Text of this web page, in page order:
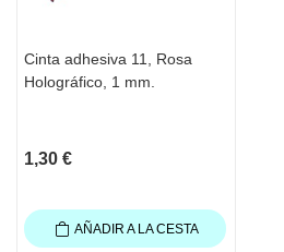
Cinta adhesiva 11, Rosa
Holográfico, 1 mm.
1,30 €
AÑADIR A LA CESTA